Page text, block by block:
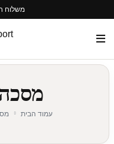
משלוח
עמוד הבית